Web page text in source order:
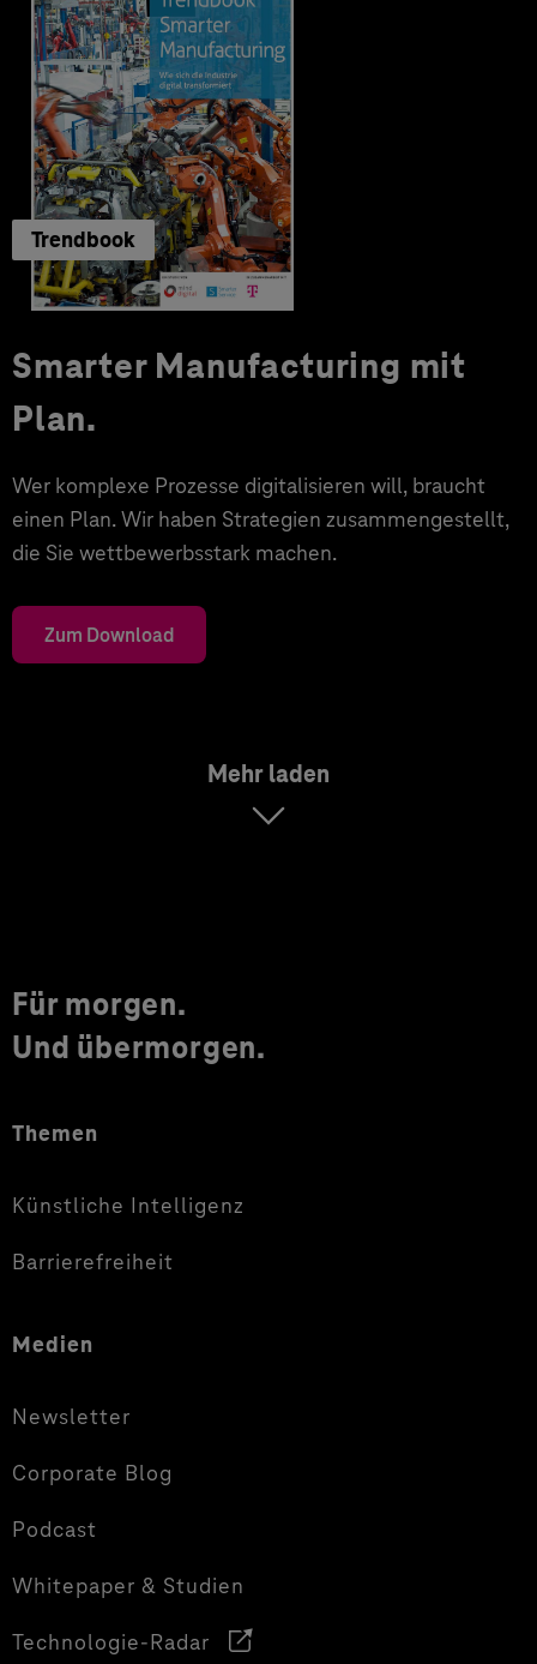
Trendbook
Smarter Manufacturing mit
Plan.
Wer komplexe Prozesse digitalisieren will, braucht
einen Plan. Wir haben Strategien zusammengestellt,
die Sie wettbewerbsstark machen.
Zum Download
Mehr laden
Für morgen.
Und übermorgen.
Themen
Künstliche Intelligenz
Barrierefreiheit
Medien
Newsletter
Corporate Blog
Podcast
Whitepaper & Studien
Technologie-Radar